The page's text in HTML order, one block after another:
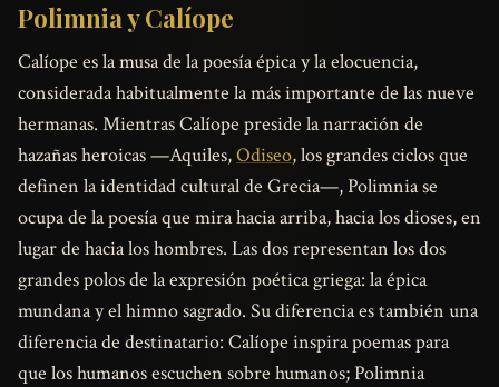
Polimnia y Calíope
Calíope es la musa de la poesía épica y la elocuencia,
considerada habitualmente la más importante de las nueve
hermanas. Mientras Calíope preside la narración de
hazañas heroicas —Aquiles,Odiseo, los grandes ciclos que
definen la identidad cultural de Grecia—, Polimnia se
ocupa de la poesía que mira hacia arriba, hacia los dioses, en
lugar de hacia los hombres. Las dos representan los dos
grandes polos de la expresión poética griega: la épica
mundana y el himno sagrado. Su diferencia es también una
diferencia de destinatario: Calíope inspira poemas para
que los humanos escuchen sobre humanos; Polimnia